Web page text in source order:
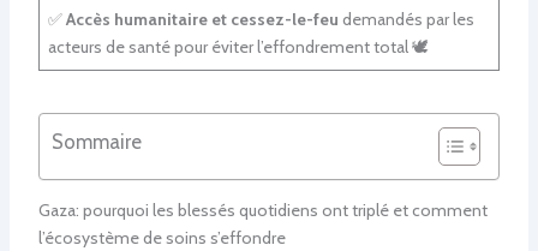
✅Accès humanitaire et cessez-le-feu demandés par les
acteurs de santé pour éviter l’effondrement total 🕊️
Sommaire
Gaza: pourquoi les blessés quotidiens ont triplé et comment
l’écosystème de soins s’effondre